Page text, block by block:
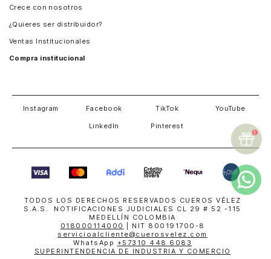
Crece con nosotros
¿Quieres ser distribuidor?
Ventas Institucionales
Compra institucional
Instagram Facebook TikTok YouTube
LinkedIn Pinterest
TODOS LOS DERECHOS RESERVADOS CUEROS VÉLEZ
S.A.S. NOTIFICACIONES JUDICIALES CL 29 # 52 -115
MEDELLÍN COLOMBIA
018000114000
| NIT 800191700-8
servicioalcliente@cuerosvelez.com
WhatsApp +57310 448 6083
SUPERINTENDENCIA DE INDUSTRIA Y COMERCIO